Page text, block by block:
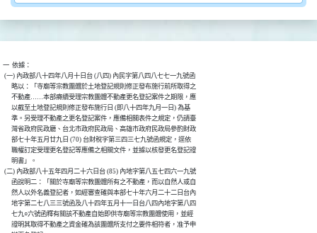
一  依據：
(一) 內政部八十四年八月十日台 (八四) 內民字第八四八七七一九號函
      略以：「寺廟等宗教團體於土地登記規則修正發布施行前所取得之
      不動產……本部瘠續受理宗教團體不動產更名登記案件之期限，應
      以截至土地登記規則修正發布施行日 (即八十四年九月一日) 為基
      準。另受理不動產之更名登記案件，應備相關表件之規定，仍請臺
      灣省政府民政廳、台北市政府民政局、高雄市政府民政局參酌財政
      部七十年五月廿九日 (70) 台財稅字第三四三七九號函規定，逕依
      職權訂定受理更名登記等應備之相關文件，並據以核發更名登記證
      明書」。
(二) 內政部八十五年四月二十六日台 (85) 內地字第八五七四六一九號
      函說明二：「關於寺廟等宗教團體所有之不動產，而以自然人或自
      然人以外名義登記者，如經審查確與本部七十年六月二十二日台內
      地字第二七八三三號函及八十四年五月十一日台八四內地字第八四
      七九○六號函釋有關該不動產自始即供寺廟等宗教團體使用，並經
      證明其取得不動產之資金確為該團體所支付之要件相符者，准予申